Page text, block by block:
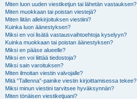
Miten luon uuden viestiketjun tai lähetän vastauksen?
Miten muokkaan tai poistan viestejä?
Miten liitän allekirjoituksen viestiini?
Kuinka luon äänestyksen?
Miksi en voi lisätä vastausvaihtoehtoja kyselyyn?
Kuinka muokkaan tai poistan äänestyksen?
Miksi en pääse alueelle?
Miksi en voi liittää tiedostoja?
Miksi sain varoituksen?
Miten ilmoitan viestin valvojalle?
Mitä “Tallenna”-painike viestin kirjoittamisessa tekee?
Miksi minun viestini tarvitsee hyväksynnän?
Miten tönäisen viestiketjuani?